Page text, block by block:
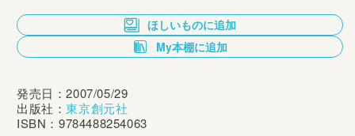
ほしいものに追加
My本棚に追加
発売日：2007/05/29
出版社：東京創元社
ISBN：9784488254063